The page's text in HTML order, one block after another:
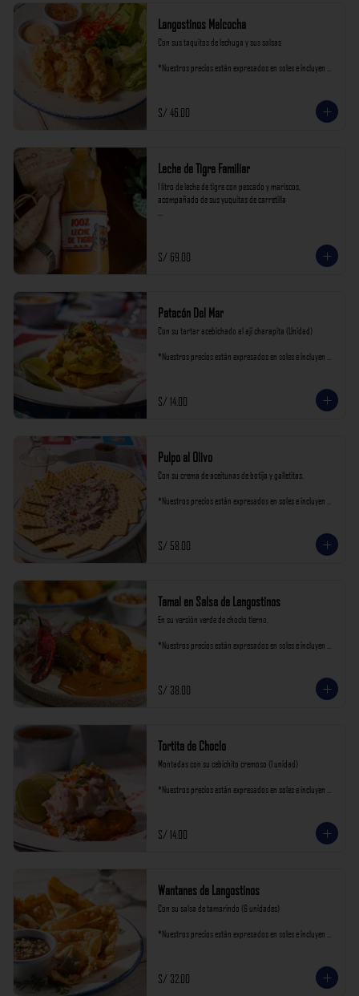
Langostinos Melcocha
Con sus taquitos de lechuga y sus salsas
*Nuestros precios están expresados en soles e incluyen
S/ 46.00
Leche de Tigre Familiar
1 litro de leche de tigre con pescado y mariscos,
acompañado de sus yuquitas de carretilla
S/ 69.00
Patacón Del Mar
Con su tartar acebichado al ají charapita (Unidad)
*Nuestros precios están expresados en soles e incluyen
S/ 14.00
Pulpo al Olivo
Con su crema de aceitunas de botija y galletitas.
*Nuestros precios están expresados en soles e incluyen
S/ 58.00
Tamal en Salsa de Langostinos
En su versión verde de choclo tierno.
*Nuestros precios están expresados en soles e incluyen
S/ 38.00
Tortita de Choclo
Montadas con su cebichito cremoso (1 unidad)
*Nuestros precios están expresados en soles e incluyen
S/ 14.00
Wantanes de Langostinos
Con su salsa de tamarindo (6 unidades)
*Nuestros precios están expresados en soles e incluyen
S/ 32.00